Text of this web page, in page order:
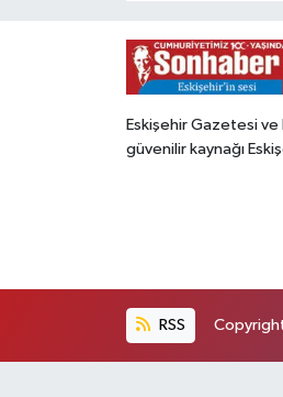
Eskişehir Gazetesi
güvenilir kaynağı
RSS